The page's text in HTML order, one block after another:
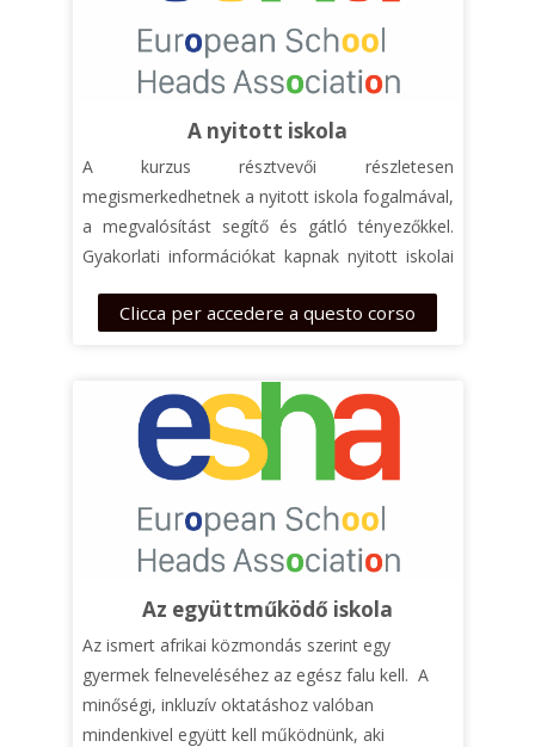
A nyitott iskola
A kurzus résztvevői részletesen
megismerkedhetnek a nyitott iskola fogalmával,
a megvalósítást segítő és gátló tényezőkkel.
Gyakorlati információkat kapnak nyitott iskolai
fenntartásához és áttekinthetik, miként függ
tudatos alkalmazása segítheti a nyitott iskolai
programok gyakorlati bevezetését.
Clicca per accedere a questo corso
Az együttműködő iskola
Az ismert afrikai közmondás szerint egy
gyermek felneveléséhez az egész falu kell. A
minőségi, inkluzív oktatáshoz valóban
mindenkivel együtt kell működnünk, aki